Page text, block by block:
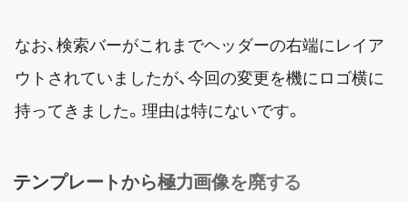
なお、検索バーがこれまでヘッダーの右端にレイア
ウトされていましたが、今回の変更を機にロゴ横に
持ってきました。理由は特にないです。
テンプレートから極力画像を廃する